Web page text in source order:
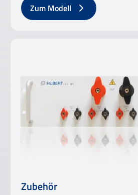
Zum Modell
Zubehör